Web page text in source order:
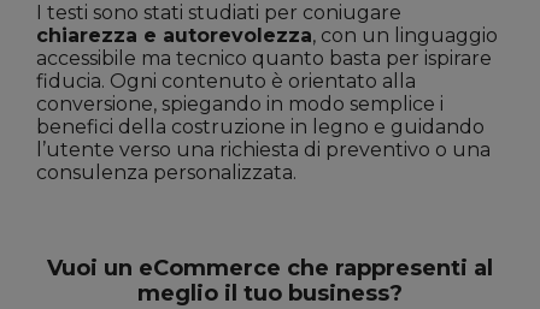
I testi sono stati studiati per coniugare
chiarezza e autorevolezza, con un linguaggio
accessibile ma tecnico quanto basta per ispirare
fiducia. Ogni contenuto è orientato alla
conversione, spiegando in modo semplice i
benefici della costruzione in legno e guidando
l’utente verso una richiesta di preventivo o una
consulenza personalizzata.
Vuoi un eCommerce che rappresenti al
meglio il tuo business?